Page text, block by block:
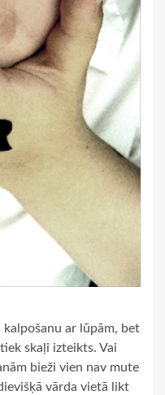
ar lūpām, bet
skaļi izteikts. Vai
bieži vien nav mute
vārda vietā likt